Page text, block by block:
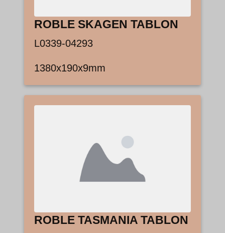
ROBLE SKAGEN TABLON
L0339-04293
1380x190x9mm
ROBLE TASMANIA TABLON